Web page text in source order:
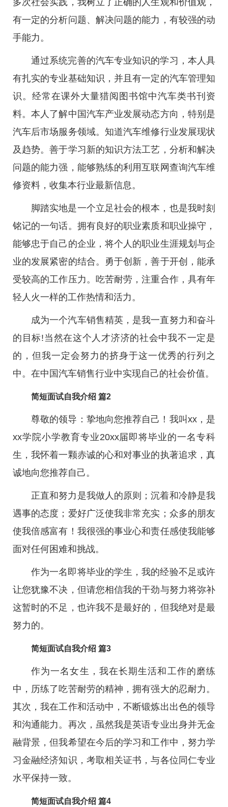
多次社会实践，我树立了正确的人生观和价值观，
有一定的分析问题、解决问题的能力，有较强的动
手能力。
通过系统完善的汽车专业知识的学习，本人具
有扎实的专业基础知识，并且有一定的汽车管理知
识。经常在课外大量猎阅图书馆中汽车类书刊资
料。本人了解中国汽车产业发展动态方向，特别是
汽车后市场服务领域。知道汽车维修行业发展现状
及趋势。善于学习新的知识方法工艺，分析和解决
问题的能力强，能够熟练的利用互联网查询汽车维
修资料，收集本行业最新信息。
脚踏实地是一个立足社会的根本，也是我时刻
铭记的一句话。拥有良好的职业素质和职业操守，
能够忠于自己的企业，将个人的职业生涯规划与企
业的发展紧密的结合。勇于创新，善于开创，能承
受较高的工作压力。吃苦耐劳，注重合作，具有年
轻人火一样的工作热情和活力。
成为一个汽车销售精英，是我一直努力和奋斗
的目标!当然在这个人才济济的社会中我不一定是
的，但我一定会努力的挤身于这一优秀的行列之
中。在中国汽车销售行业中实现自己的社会价值。
简短面试自我介绍 篇2
尊敬的领导：挚地向您推荐自己！我叫xx，是
xx学院小学教育专业20xx届即将毕业的一名专科
生，我怀着一颗赤诚的心和对事业的执著追求，真
诚地向您推荐自己。
正直和努力是我做人的原则；沉着和冷静是我
遇事的态度；爱好广泛使我非常充实；众多的朋友
使我倍感富有！我很强的事业心和责任感使我能够
面对任何困难和挑战。
作为一名即将毕业的学生，我的经验不足或许
让您犹豫不决，但请您相信我的干劲与努力将弥补
这暂时的不足，也许我不是最好的，但我绝对是最
努力的。
简短面试自我介绍 篇3
作为一名女生，我在长期生活和工作的磨练
中，历练了吃苦耐劳的精神，拥有强大的忍耐力。
其次，我在工作和活动中，不断锻炼出出色的领导
和沟通能力。再次，虽然我是英语专业出身并无金
融背景，但我希望在今后的学习和工作中，努力学
习金融经济知识，考取相关证书，与各位同仁专业
水平保持一致。
简短面试自我介绍 篇4